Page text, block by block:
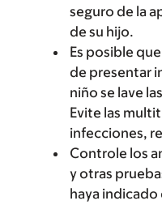
seguro de la
de su hijo.
Es posible
de presentar
niño se lave
Evite las
infecciones,
Controle los
y otras
haya indicado